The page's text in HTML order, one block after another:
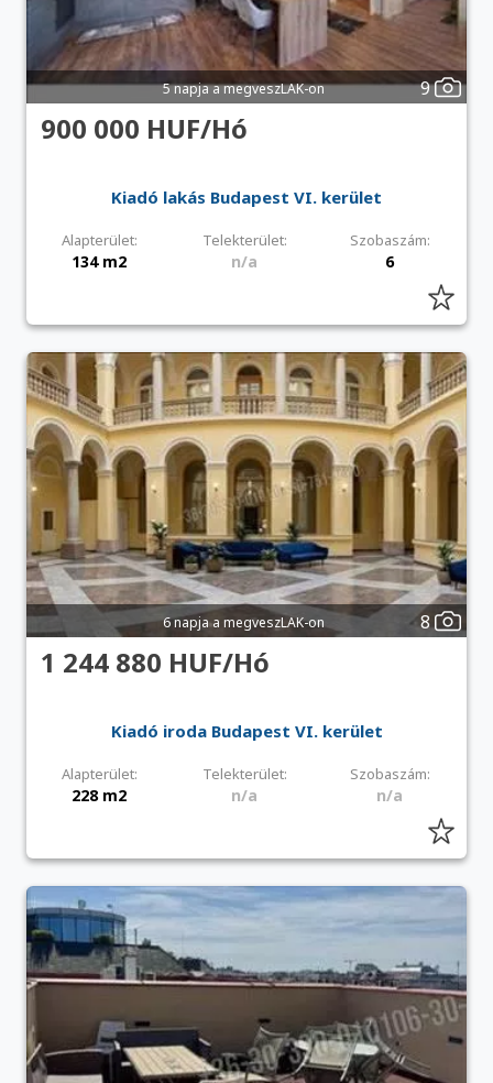
5 napja a megveszLAK-on 9
900 000 HUF/Hó
Kiadó lakás Budapest VI. kerület
Alapterület: Telekterület: Szobaszám:
134 m2 n/a 6
6 napja a megveszLAK-on 8
1 244 880 HUF/Hó
Kiadó iroda Budapest VI. kerület
Alapterület: Telekterület: Szobaszám:
228 m2 n/a n/a